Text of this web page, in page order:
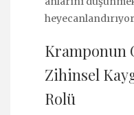
Kramponun
Zihinsel
Rolü